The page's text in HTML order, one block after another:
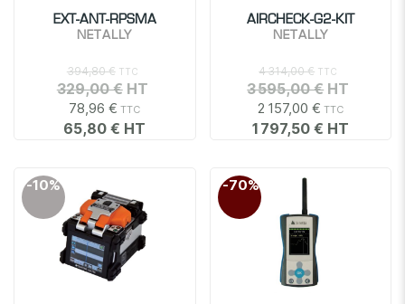
EXT-ANT-RPSMA
NETALLY
78,96 €
65,80 €
394,80 €
329,00 €
AIRCHECK-G2-KIT
NETALLY
2 157,00 €
1 797,50 €
4 314,00 €
3 595,00 €
-10% -70%